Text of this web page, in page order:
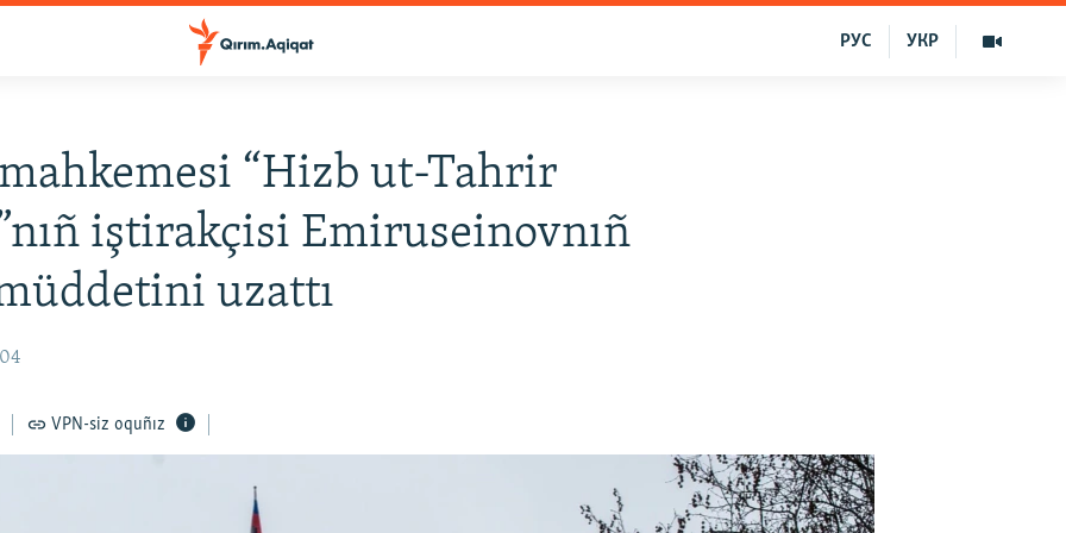
УКР
РУС
mahkemesi “Hizb ut-Tahrir
iştirakçisi Emiruseinovnıñ
uzattı
VPN-siz oquñız